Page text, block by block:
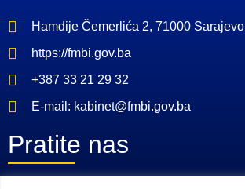
Hamdije Čemerlića 2, 71000 Sarajevo
https://fmbi.gov.ba
+387 33 21 29 32
E-mail: kabinet@fmbi.gov.ba
Pratite nas